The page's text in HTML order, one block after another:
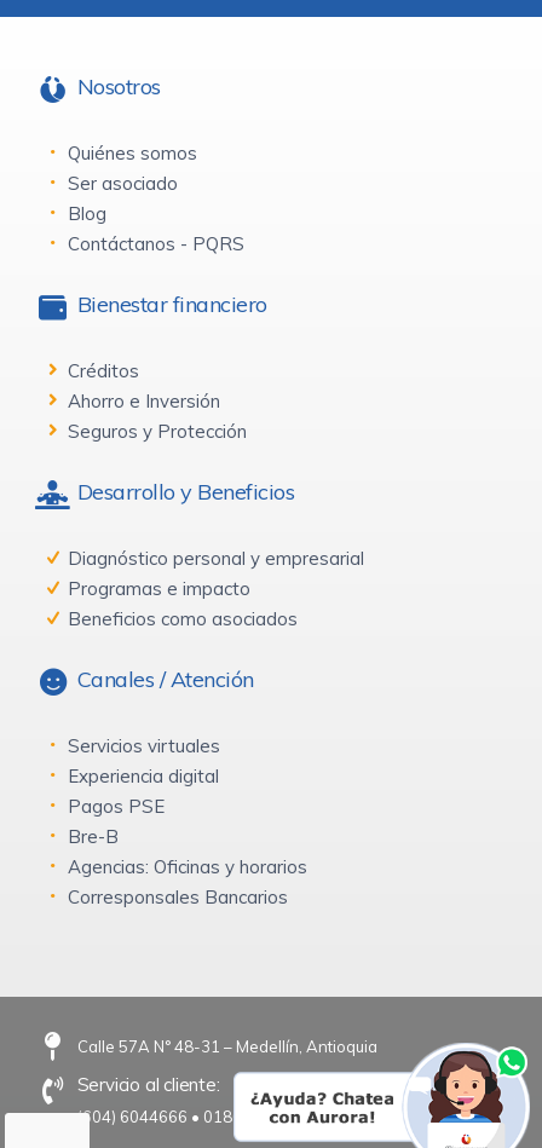
Nosotros
Quiénes somos
Ser asociado
Blog
Contáctanos - PQRS
Bienestar financiero
Créditos
Ahorro e Inversión
Seguros y Protección
Desarrollo y Beneficios
Diagnóstico personal y empresarial
Programas e impacto
Beneficios como asociados
Canales / Atención
Servicios virtuales
Experiencia digital
Pagos PSE
Bre-B
Agencias: Oficinas y horarios
Corresponsales Bancarios
Calle 57A N° 48-31 – Medellín, Antioquia
Servicio al cliente:
(604) 6044666 • 018000 184 666